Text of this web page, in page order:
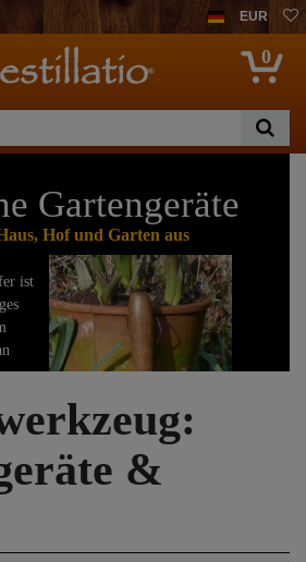
EUR
0
Gartengeräte
Hof und Garten aus
ist
&